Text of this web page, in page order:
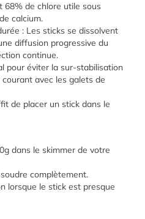
68% de chlore utile sous
calcium.
: Les sticks se dissolvent
diffusion progressive du
continue.
pour éviter la sur-stabilisation
courant avec les galets de
de placer un stick dans le
dans le skimmer de votre
complètement.
lorsque le stick est presque